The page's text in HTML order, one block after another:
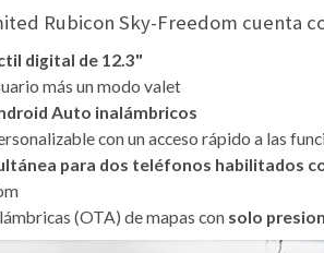
Rubicon Sky-Freedom cuenta
digital de 12.3"
más un modo valet
Auto inalámbricos
con un acceso rápido a las
para dos teléfonos habilitados
(OTA) de mapas con solo